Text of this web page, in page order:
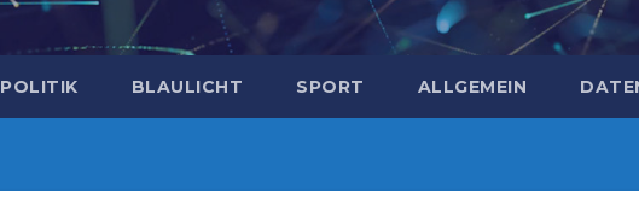
POLITIK BLAULICHT SPORT ALLGEMEIN